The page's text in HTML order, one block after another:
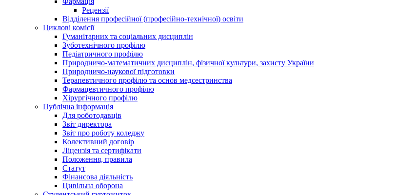
Рецензії
Відділення професійної (професійно-технічної) освіти
Циклові комісії
Гуманітарних та соціальних дисциплін
Зуботехнічного профілю
Педіатричного профілю
Природничо-математичних дисциплін, фізичної культури, захисту України
Природничо-наукової підготовки
Терапевтичного профілю та основ медсестринства
Фармацевтичного профілю
Хірургічного профілю
Публічна інформація
Для роботодавців
Звіт директора
Звіт про роботу коледжу
Колективний договір
Ліцензія та сертифікати
Положення, правила
Статут
Фінансова діяльність
Цивільна оборона